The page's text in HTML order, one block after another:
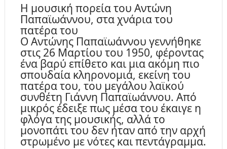
Η μουσική πορεία του Αντώνη
Παπαϊωάννου, στα χνάρια του
πατέρα του
Ο Αντώνης Παπαϊωάννου γεννήθηκε
στις 26 Μαρτίου του 1950, φέροντας
ένα βαρύ επίθετο και μια ακόμη πιο
σπουδαία κληρονομιά, εκείνη του
πατέρα του, του μεγάλου λαϊκού
συνθέτη Γιάννη Παπαϊωάννου. Από
μικρός έδειξε πως μέσα του έκαιγε η
φλόγα της μουσικής, αλλά το
μονοπάτι του δεν ήταν από την αρχή
στρωμένο με νότες και πεντάγραμμα.